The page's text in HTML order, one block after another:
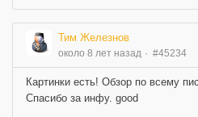
Тим Железнов
около 8 лет назад #45234
Картинки есть! Обзор по всему
Спасибо за инфу. good